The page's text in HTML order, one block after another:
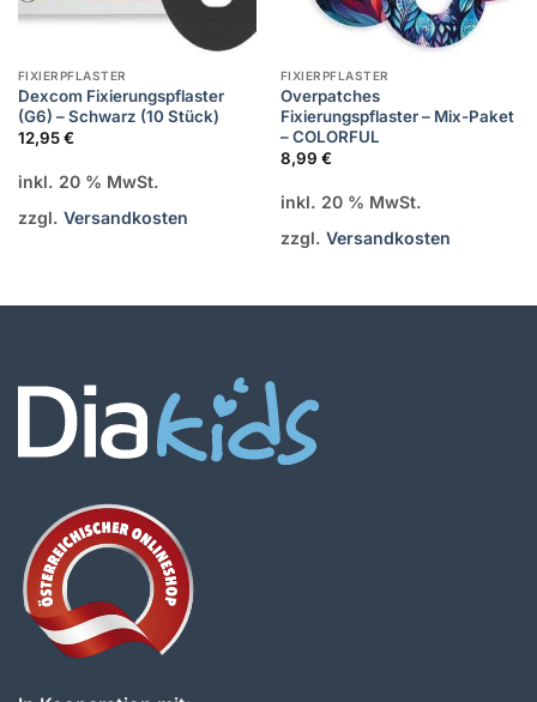
FIXIERPFLASTER
Dexcom Fixierungspflaster
(G6) – Schwarz (10 Stück)
12,95€
inkl. 20 % MwSt.
zzgl. Versandkosten
FIXIERPFLASTER
Overpatches
Fixierungspflaster – Mix-Paket
– COLORFUL
8,99 €
inkl. 20 % MwSt.
zzgl. Versandkosten